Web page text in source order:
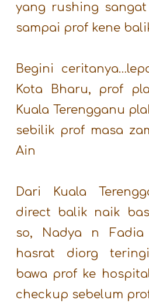
yang rushing
sampai prof kene
Begini
Kota Bharu, prof
Kuala Terengganu
sebilik prof masa
Ain
Dari Kuala
direct balik naik
so, Nadya n Fadia
hasrat diorg
bawa prof ke
checkup sebelum